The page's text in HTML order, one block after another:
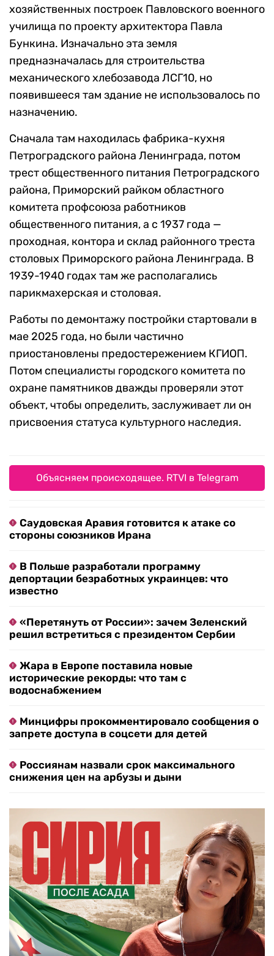
хозяйственных построек Павловского военного
училища по проекту архитектора Павла
Бункина. Изначально эта земля
предназначалась для строительства
механического хлебозавода ЛСГ10, но
появившееся там здание не использовалось по
назначению.
Сначала там находилась фабрика-кухня
Петроградского района Ленинграда, потом
трест общественного питания Петроградского
района, Приморский райком областного
комитета профсоюза работников
общественного питания, а с 1937 года —
проходная, контора и склад районного треста
столовых Приморского района Ленинграда. В
1939-1940 годах там же располагались
парикмахерская и столовая.
Работы по демонтажу постройки стартовали в
мае 2025 года, но были частично
приостановлены предостережением КГИОП.
Потом специалисты городского комитета по
охране памятников дважды проверяли этот
объект, чтобы определить, заслуживает ли он
присвоения статуса культурного наследия.
Объясняем происходящее. RTVI в Telegram
Саудовская Аравия готовится к атаке со
стороны союзников Ирана
В Польше разработали программу
депортации безработных украинцев: что
известно
«Перетянуть от России»: зачем Зеленский
решил встретиться с президентом Сербии
Жара в Европе поставила новые
исторические рекорды: что там с
водоснабжением
Минцифры прокомментировало сообщения о
запрете доступа в соцсети для детей
Россиянам назвали срок максимального
снижения цен на арбузы и дыни